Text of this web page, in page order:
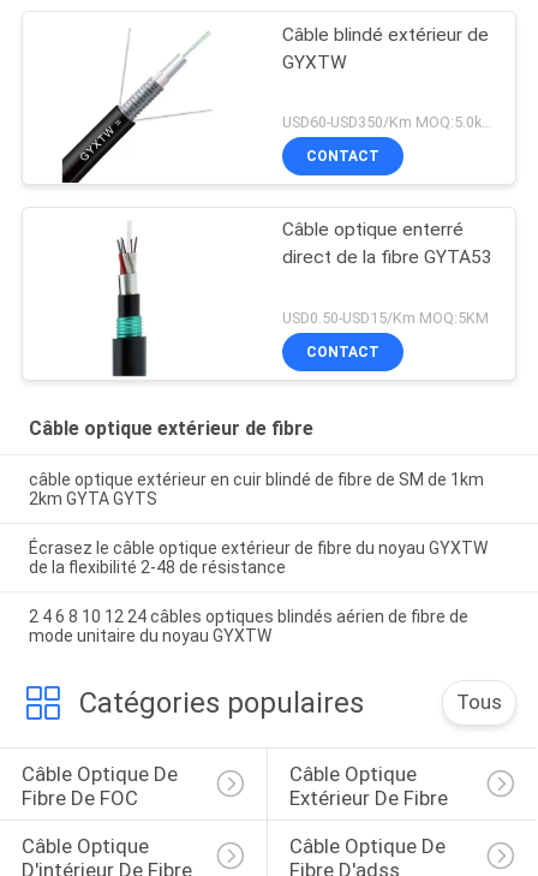
Câble blindé extérieur de
GYXTW
USD60-USD350/Km MOQ:5.0km
CONTACT
Câble optique enterré
direct de la fibre GYTA53
USD0.50-USD15/Km MOQ:5KM
CONTACT
Câble optique extérieur de fibre
câble optique extérieur en cuir blindé de fibre de SM de 1km
2km GYTA GYTS
Écrasez le câble optique extérieur de fibre du noyau GYXTW
de la flexibilité 2-48 de résistance
2 4 6 8 10 12 24 câbles optiques blindés aérien de fibre de
mode unitaire du noyau GYXTW
Catégories populaires Tous
Câble Optique De
Fibre De FOC
Câble Optique
Extérieur De Fibre
Câble Optique
D'intérieur De Fibre
Câble Optique De
Fibre D'adss